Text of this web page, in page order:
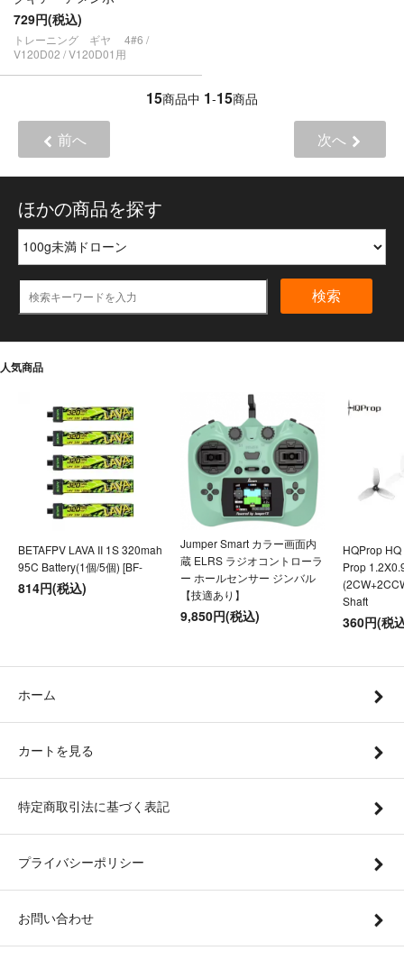
729円(税込)
トレーニング ギヤ 4#6 /
V120D02 / V120D01用
15商品中 1-15商品
前へ 次へ
ほかの商品を探す
検索
人気商品
BETAFPV LAVA II 1S 320mah
95C Battery(1個/5個) [BF-
814円(税込)
Jumper Smart カラー画面内
蔵 ELRS ラジオコントローラ
ー ホールセンサー ジンバル
【技適あり】
9,850円(税込)
HQProp
Prop
Shaft
360円(税
ホーム
カートを見る
特定商取引法に基づく表記
プライバシーポリシー
お問い合わせ